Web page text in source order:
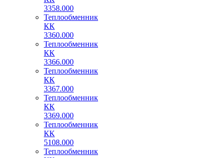
3358.000
Теплообменник
КК
3360.000
Теплообменник
КК
3366.000
Теплообменник
КК
3367.000
Теплообменник
КК
3369.000
Теплообменник
КК
5108.000
Теплообменник